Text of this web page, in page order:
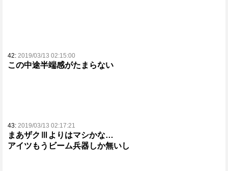
42: 2019/03/13 02:15:00
この中途半端感がたまらない
43: 2019/03/13 02:17:21
まあザクⅢよりはマシかな…
アイツもうビーム兵器しか無いし